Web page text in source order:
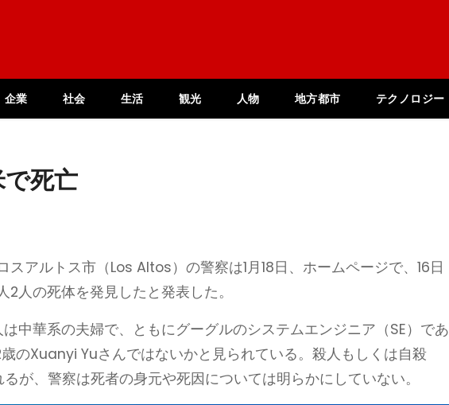
企業 社会 生活 観光 人物 地方都市 テクノロジー
死亡
アルトス市（Los Altos）の警察は1月18日、ホームページで、16日
人の死体を発見したと発表した。
中華系の夫婦で、ともにグーグルのシステムエンジニア（SE）であ
のXuanyi Yuさんではないかと見られている。殺人もしくは自殺
が、警察は死者の身元や死因については明らかにしていない。